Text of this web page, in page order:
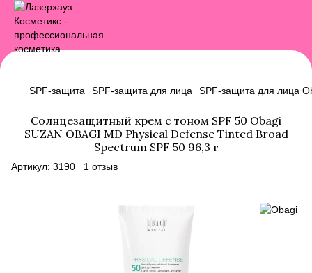
SPF-защита SPF-защита для лица SPF-защита для лица
Солнцезащитный крем с тоном SPF 50 Obagi
SUZAN OBAGI MD Physical Defense Tinted Broad
Spectrum SPF 50 96,3 г
Артикул: 3190 1 отзыв